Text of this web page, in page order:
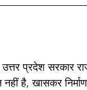
प्रदेश सरकार
है, खासकर